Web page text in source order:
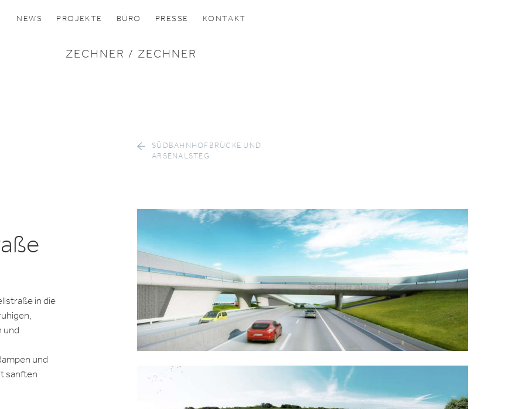
NEWS PROJEKTE BÜRO PRESSE KONTAKT
ZECHNER / ZECHNER
SÜDBAHNHOFBRÜCKE UND
ARSENALSTEG
in die
und
und
sanften